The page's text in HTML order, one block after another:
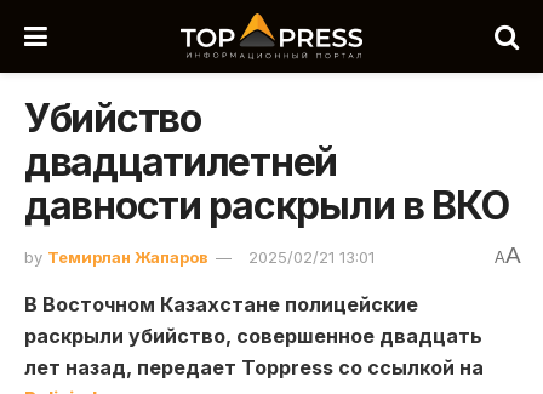
Убийство
двадцатилетней
давности раскрыли в ВКО
by Темирлан Жапаров 2025/02/21 13:01 AA
В Восточном Казахстане полицейские
раскрыли убийство, совершенное двадцать
лет назад, передает Toppress со ссылкой на